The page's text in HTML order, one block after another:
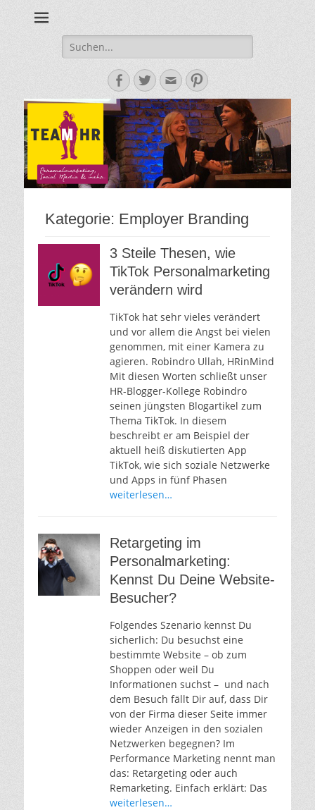
Blog
Suche
nach:
Facebook
Twitter
E-
Mail-
Adresse
Pinterest
Kategorie: Employer Branding
3 Steile Thesen, wie
TikTok Personalmarketing
verändern wird
TikTok hat sehr vieles verändert
und vor allem die Angst bei vielen
genommen, mit einer Kamera zu
agieren. Robindro Ullah, HRinMind
Mit diesen Worten schließt unser
HR-Blogger-Kollege Robindro
seinen jüngsten Blogartikel zum
Thema TikTok. In diesem
beschreibt er am Beispiel der
aktuell heiß diskutierten App
TikTok, wie sich soziale Netzwerke
und Apps in fünf Phasen
weiterlesen…
Retargeting im
Personalmarketing:
Kennst Du Deine Website-
Besucher?
Folgendes Szenario kennst Du
sicherlich: Du besuchst eine
bestimmte Website – ob zum
Shoppen oder weil Du
Informationen suchst – und nach
dem Besuch fällt Dir auf, dass Dir
von der Firma dieser Seite immer
wieder Anzeigen in den sozialen
Netzwerken begegnen? Im
Performance Marketing nennt man
das: Retargeting oder auch
Remarketing. Einfach erklärt: Das
weiterlesen…